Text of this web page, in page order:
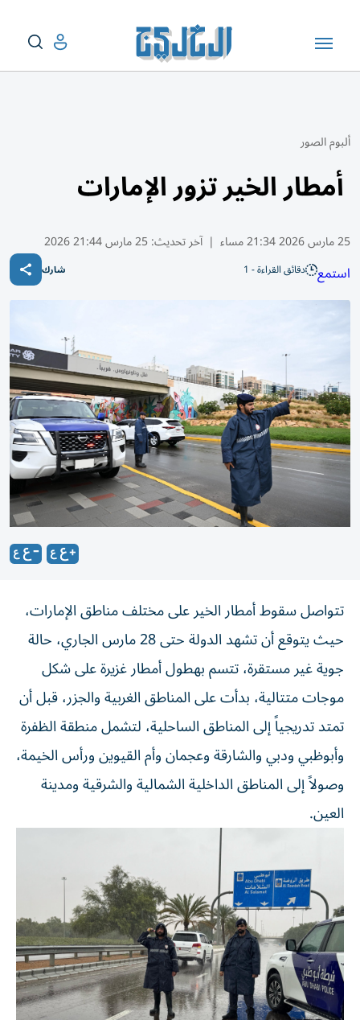
ألبوم الصور
أمطار الخير تزور الإمارات
25 مارس 2026 21:34 مساء | آخر تحديث:25 مارس 21:44 2026
استمع دقائق القراءة - 1 شارك
تتواصل سقوط أمطار الخير على مختلف مناطق الإمارات،
حيث يتوقع أن تشهد الدولة حتى 28 مارس الجاري، حالة
جوية غير مستقرة، تتسم بهطول أمطار غزيرة على شكل
موجات متتالية، بدأت على المناطق الغربية والجزر، قبل أن
تمتد تدريجياً إلى المناطق الساحلية، لتشمل منطقة الظفرة
وأبوظبي ودبي والشارقة وعجمان وأم القيوين ورأس الخيمة،
وصولاً إلى المناطق الداخلية الشمالية والشرقية ومدينة
العين.